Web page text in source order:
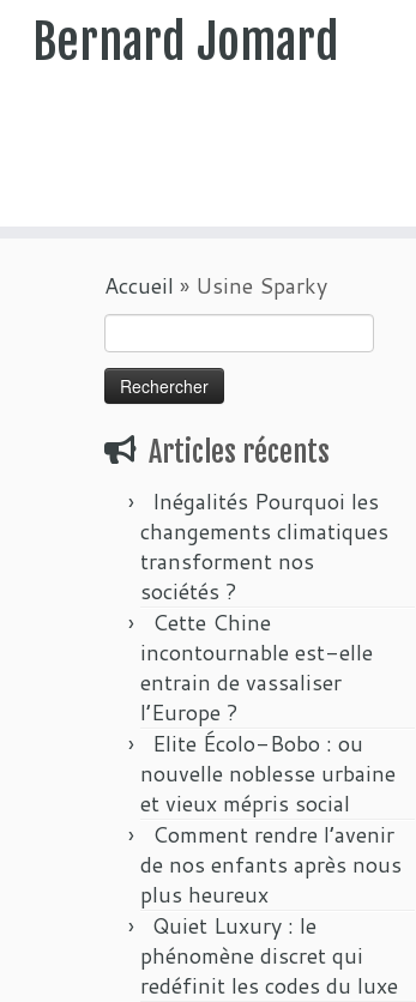
Bernard Jomard
Accueil » Usine Sparky
Articles récents
Inégalités Pourquoi les
changements climatiques
transforment nos
sociétés ?
Cette Chine
incontournable est-elle
entrain de vassaliser
l’Europe ?
Elite Écolo-Bobo : ou
nouvelle noblesse urbaine
et vieux mépris social
Comment rendre l’avenir
de nos enfants après nous
plus heureux
Quiet Luxury : le
phénomène discret qui
redéfinit les codes du luxe